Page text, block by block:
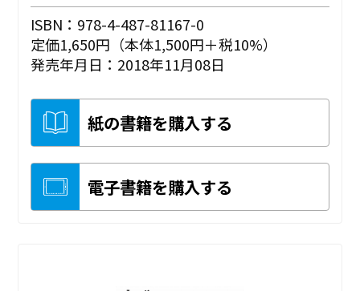
ISBN：978-4-487-81167-0
定価1,650円（本体1,500円＋税10%）
発売年月日：2018年11月08日
紙の書籍を購入する
電子書籍を購入する